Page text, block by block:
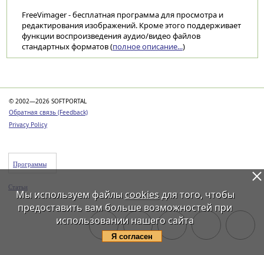
FreeVimager - бесплатная программа для просмотра и
редактирования изображений. Кроме этого поддерживает
функции воспроизведения аудио/видео файлов
стандартных форматов (полное описание...)
© 2002—2026 SOFTPORTAL
Обратная связь (Feedback)
Privacy Policy
Программы
Статьи
Мы используем файлы cookiesдля того, чтобы
предоставить вам больше возможностей при
использовании нашего сайта